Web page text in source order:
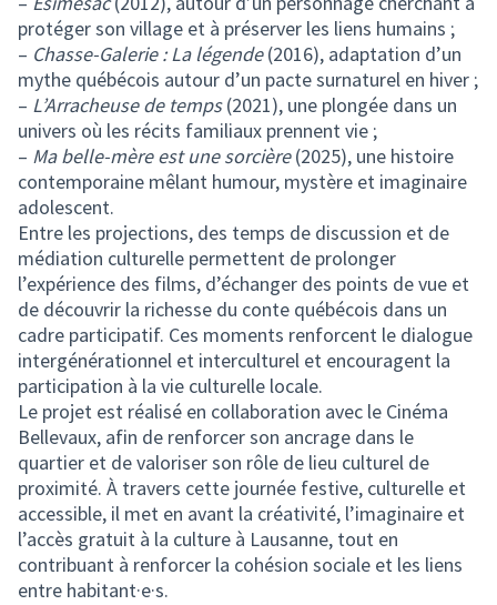
protéger son village et à préserver les liens humains ;
– Chasse-Galerie : La légende(2016), adaptation d’un
mythe québécois autour d’un pacte surnaturel en hiver ;
– L’Arracheuse de temps(2021), une plongée dans un
univers où les récits familiaux prennent vie ;
– Ma belle-mère est une sorcière(2025), une histoire
contemporaine mêlant humour, mystère et imaginaire
adolescent.
Entre les projections, des temps de discussion et de
médiation culturelle permettent de prolonger
l’expérience des films, d’échanger des points de vue et
de découvrir la richesse du conte québécois dans un
cadre participatif. Ces moments renforcent le dialogue
intergénérationnel et interculturel et encouragent la
participation à la vie culturelle locale.
Le projet est réalisé en collaboration avec le Cinéma
Bellevaux, afin de renforcer son ancrage dans le
quartier et de valoriser son rôle de lieu culturel de
proximité. À travers cette journée festive, culturelle et
accessible, il met en avant la créativité, l’imaginaire et
l’accès gratuit à la culture à Lausanne, tout en
contribuant à renforcer la cohésion sociale et les liens
entre habitant·e·s.